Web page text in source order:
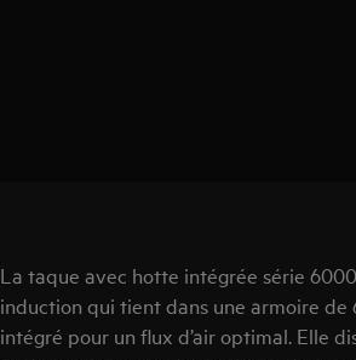
La taque avec hotte intégrée série
induction qui tient dans une armoire
intégré pour un flux d’air optimal. Elle